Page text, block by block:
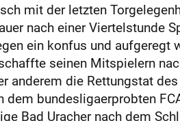
mit der letzten
nach einer Viertelstunde
ein konfus und
seinen Mitspielern
anderem die Rettungstat
dem bundesligaerprobten
Bad Uracher nach dem